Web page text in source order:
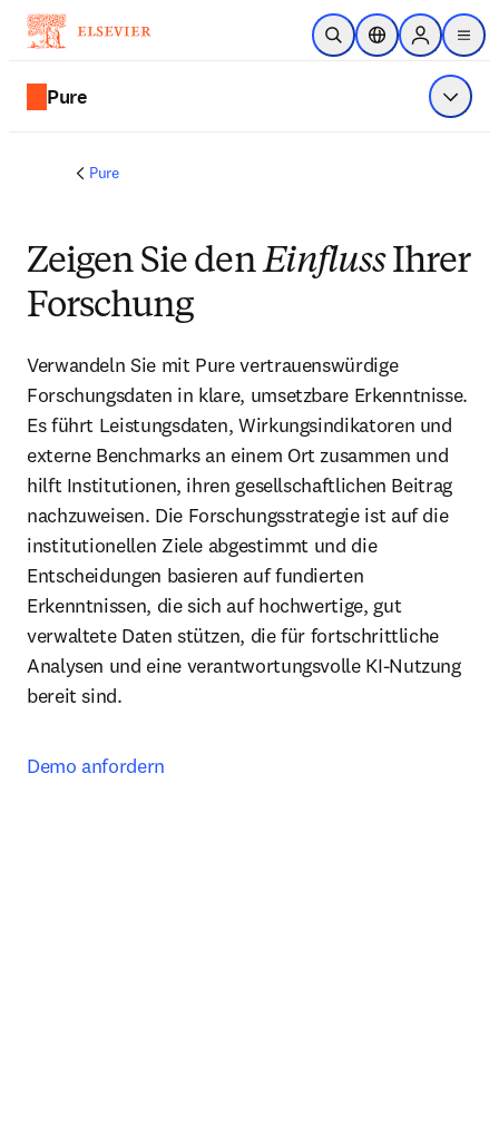
Zum Hauptinhalt wechseln
Suche öffnenStandortauswahl
Sign in to
menu
Pure Menü
Pure
Zeigen Sie denEinflussIhrer
Forschung
Verwandeln Sie mit Pure vertrauenswürdige
Forschungsdaten in klare, umsetzbare Erkenntnisse.
Es führt Leistungsdaten, Wirkungsindikatoren und
externe Benchmarks an einem Ort zusammen und
hilft Institutionen, ihren gesellschaftlichen Beitrag
nachzuweisen. Die Forschungsstrategie ist auf die
institutionellen Ziele abgestimmt und die
Entscheidungen basieren auf fundierten
Erkenntnissen, die sich auf hochwertige, gut
verwaltete Daten stützen, die für fortschrittliche
Analysen und eine verantwortungsvolle KI-Nutzung
bereit sind.
Demo anfordern